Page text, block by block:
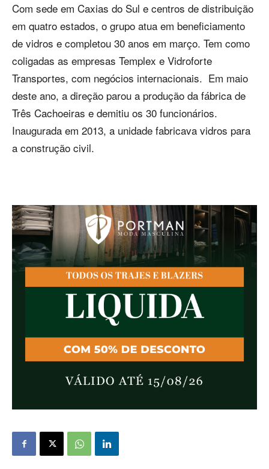
Com sede em Caxias do Sul e centros de distribuição
em quatro estados, o grupo atua em beneficiamento
de vidros e completou 30 anos em março. Tem como
coligadas as empresas Templex e Vidroforte
Transportes, com negócios internacionais. Em maio
deste ano, a direção parou a produção da fábrica de
Três Cachoeiras e demitiu os 30 funcionários.
Inaugurada em 2013, a unidade fabricava vidros para
a construção civil.